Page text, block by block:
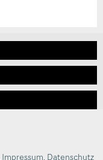
Impressum, Datenschutz